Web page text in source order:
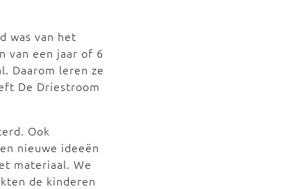
was van het
van een jaar of 6
Daarom leren ze
De Driestroom
Ook
nieuwe ideeën
materiaal. We
de kinderen